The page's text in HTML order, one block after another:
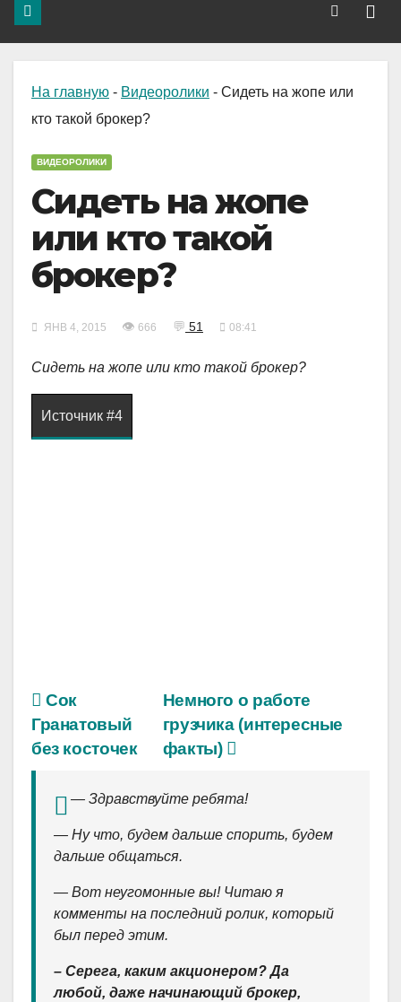
На главную - Видеоролики - Сидеть на жопе или
кто такой брокер?
ВИДЕОРОЛИКИ
Сидеть на жопе
или кто такой
брокер?
ЯНВ 4, 2015 👁 666 💬 51 08:41
Сидеть на жопе или кто такой брокер?
Источник #4
Немного о работе
грузчика (интересные
факты)
Сок
Гранатовый
без косточек
— Здравствуйте ребята!
— Ну что, будем дальше спорить, будем
дальше общаться.
— Вот неугомонные вы! Читаю я
комменты на последний ролик, который
был перед этим.
– Серега, каким акционером? Да
любой, даже начинающий брокер,